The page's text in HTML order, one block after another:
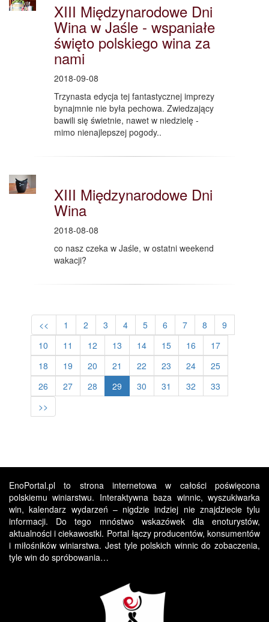
XIII Międzynarodowe Dni
Wina w Jaśle - wspaniałe
święto polskiego wina za
nami
2018-09-08
Trzynasta edycja tej fantastycznej imprezy
bynajmnie nie była pechowa. Zwiedzający
bawili się świetnie, nawet w niedzielę -
mimo nienajlepszej pogody..
XIII Międzynarodowe Dni
Wina
2018-08-08
co nasz czeka w Jaśle, w ostatni weekend
wakacji?
<< 1 2 3 4 5 6 7 8
9
10
11 12 13 14 15 16
17
18
19 20 21 22 23 24
25
26
27 28 29 30 31 32
33
>>
EnoPortal.pl to strona internetowa w całości poświęcona
polskiemu winiarstwu. Interaktywna baza winnic, wyszukiwarka
win, kalendarz wydarzeń – nigdzie indziej nie znajdziecie tylu
informacji. Do tego mnóstwo wskazówek dla enoturystów,
aktualności i ciekawostki. Portal łączy producentów, konsumentów
i miłośników winiarstwa. Jest tyle polskich winnic do zobaczenia,
tyle win do spróbowania…